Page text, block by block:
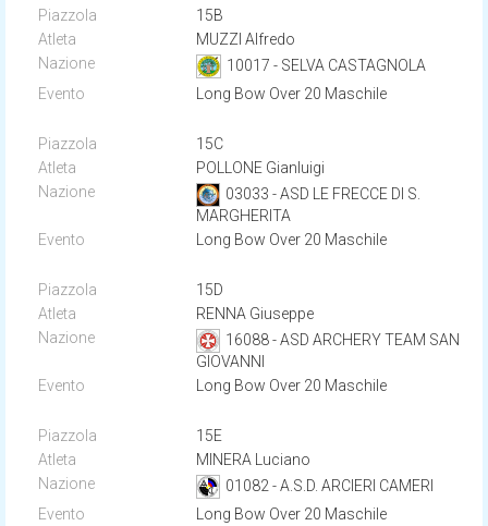
15B
MUZZI Alfredo
10017 - SELVA CASTAGNOLA
Long Bow Over 20 Maschile
15C
POLLONE Gianluigi
03033 - ASD LE FRECCE DI S.
MARGHERITA
Long Bow Over 20 Maschile
15D
RENNA Giuseppe
16088 - ASD ARCHERY TEAM SAN
GIOVANNI
Long Bow Over 20 Maschile
15E
MINERA Luciano
01082 - A.S.D. ARCIERI CAMERI
Long Bow Over 20 Maschile